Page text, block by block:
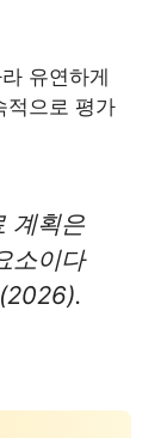
유연하게
적으로 평가
계획은
소이다